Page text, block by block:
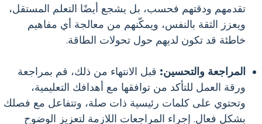
تقدمهم ودقتهم فحسب، بل يشجع أيضًا التعلم المستقل،
ويعزز الثقة بالنفس، ويمكّنهم من معالجة أي مفاهيم
خاطئة قد تكون لديهم حول تحولات الطاقة.
المراجعة والتحسين: قبل الانتهاء من ذلك، قم بمراجعة
ورقة العمل للتأكد من توافقها مع أهدافك التعليمية،
وتحتوي على كلمات رئيسية ذات صلة، وتتفاعل مع فصلك
بشكل فعال. إجراء المراجعات اللازمة لتعزيز الوضوح